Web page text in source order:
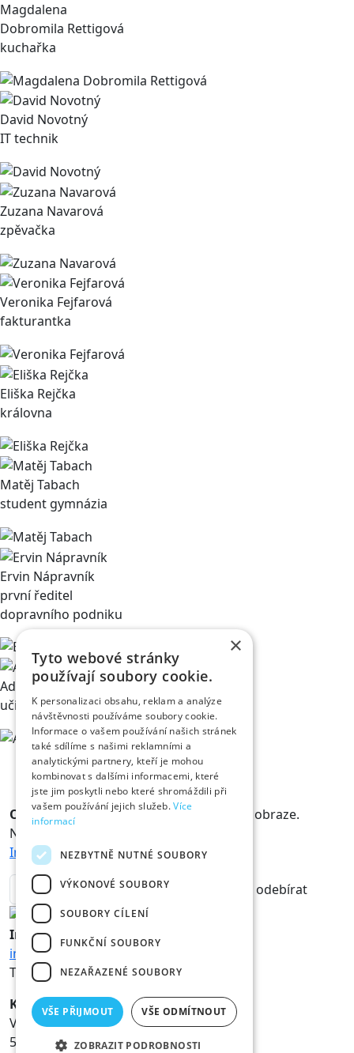
Magdalena
Dobromila Rettigová
kuchařka
David Novotný
IT technik
Zuzana Navarová
zpěvačka
Veronika Fejfarová
fakturantka
Eliška Rejčka
královna
Matěj Tabach
student gymnázia
Ervin Nápravník
první ředitel
dopravního podniku
Adéla Černíková
učitelka na ZUŠ
Odběr novinekKrálové a Královny jsou v obraze.
Novinky vám rádi doručíme na mail.
Informace o zpracování osobních údajů
odebírat
Informace
info@hk800.cz
T:
+420 734 561 247
Kancelář oslav
Velké náměstí 1/3
500 03 Hradec Králové
×
Tyto webové stránky
používají soubory cookie.
K personalizaci obsahu, reklam a analýze
návštěvnosti používáme soubory cookie.
Informace o vašem používání našich stránek
také sdílíme s našimi reklamními a
analytickými partnery, kteří je mohou
kombinovat s dalšími informacemi, které
jste jim poskytli nebo které shromáždili při
vašem používání jejich služeb.Více
informací
NEZBYTNĚ NUTNÉ SOUBORY
VÝKONOVÉ SOUBORY
SOUBORY CÍLENÍ
FUNKČNÍ SOUBORY
NEZAŘAZENÉ SOUBORY
VŠE PŘIJMOUT VŠE ODMÍTNOUT
ZOBRAZIT PODROBNOSTI